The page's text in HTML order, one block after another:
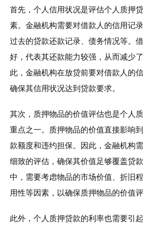
首先，个人信用状况是评估个人质押
素。金融机构需要对借款人的信用记
过去的贷款还款记录、债务情况等。
好，代表其还款能力较强，从而减少
此，金融机构在放贷前要对借款人的
确保其信用状况达到贷款要求。
其次，质押物品的价值评估也是个人
重点之一。质押物品的价值直接影响
款额度和违约担保。因此，金融机构
细致的评估，确保其价值足够覆盖贷
中，需要考虑物品的市场价值、折旧
用性等因素，以确保质押物品的价值评
此外，个人质押贷款的利率也需要引